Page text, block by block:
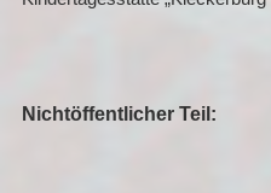
Nichtöffentlicher Teil: